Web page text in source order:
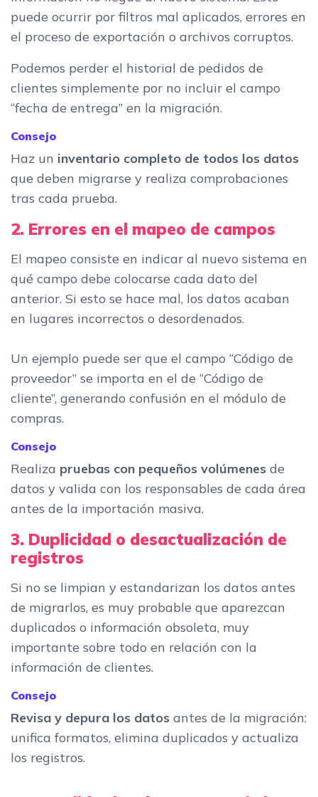
puede ocurrir por filtros mal aplicados, errores en
el proceso de exportación o archivos corruptos.
Podemos perder el historial de pedidos de
clientes simplemente por no incluir el campo
“fecha de entrega” en la migración.
Consejo
Haz un inventario completo de todos los datos
que deben migrarse y realiza comprobaciones
tras cada prueba.
2. Errores en el mapeo de campos
El mapeo consiste en indicar al nuevo sistema en
qué campo debe colocarse cada dato del
anterior. Si esto se hace mal, los datos acaban
en lugares incorrectos o desordenados.
Un ejemplo puede ser que el campo “Código de
proveedor” se importa en el de “Código de
cliente”, generando confusión en el módulo de
compras.
Consejo
Realiza pruebas con pequeños volúmenes de
datos y valida con los responsables de cada área
antes de la importación masiva.
3. Duplicidad o desactualización de
registros
Si no se limpian y estandarizan los datos antes
de migrarlos, es muy probable que aparezcan
duplicados o información obsoleta, muy
importante sobre todo en relación con la
información de clientes.
Consejo
Revisa y depura los datos antes de la migración:
unifica formatos, elimina duplicados y actualiza
los registros.